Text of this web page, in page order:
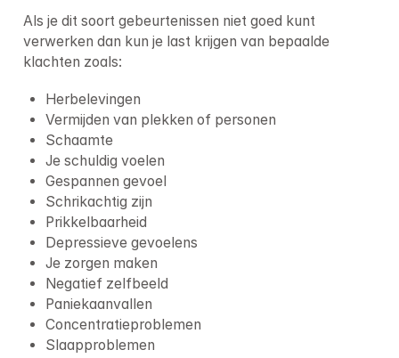
Als je dit soort gebeurtenissen niet goed kunt
verwerken dan kun je last krijgen van bepaalde
klachten zoals:
Herbelevingen
Vermijden van plekken of personen
Schaamte
Je schuldig voelen
Gespannen gevoel
Schrikachtig zijn
Prikkelbaarheid
Depressieve gevoelens
Je zorgen maken
Negatief zelfbeeld
Paniekaanvallen
Concentratieproblemen
Slaapproblemen